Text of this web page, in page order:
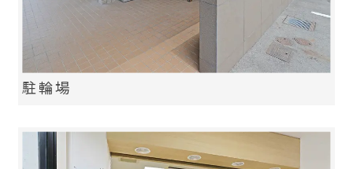
駐輪場